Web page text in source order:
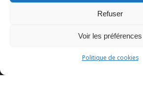
Refuser
Voir les préférences
Politique de cookies
Association
© 2026 Association I.S.R.A.A.. Construit
thème Mesmerize